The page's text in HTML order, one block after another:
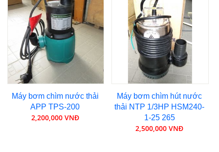
Máy bơm chìm nước thải
APP TPS-200
2,200,000 VNĐ
Máy bơm chìm hút nước
thải NTP 1/3HP HSM240-
1-25 265
2,500,000 VNĐ